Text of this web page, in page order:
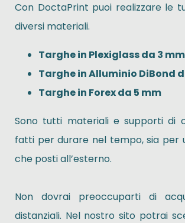
Con DoctaPrint puoi realizzare le
diversi materiali.
Targhe in Plexiglass da 3
Targhe in Alluminio DiBond
Targhe in Forex da 5 mm
Sono tutti materiali e supporti di
fatti per durare nel tempo, sia per
che posti all’esterno.
Non dovrai preoccuparti di
distanziali. Nel nostro sito potrai